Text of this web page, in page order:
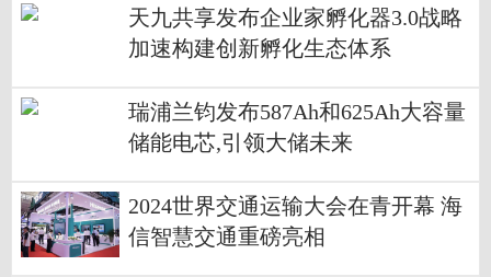
天九共享发布企业家孵化器3.0战略
加速构建创新孵化生态体系
瑞浦兰钧发布587Ah和625Ah大容量
储能电芯,引领大储未来
2024世界交通运输大会在青开幕 海
信智慧交通重磅亮相